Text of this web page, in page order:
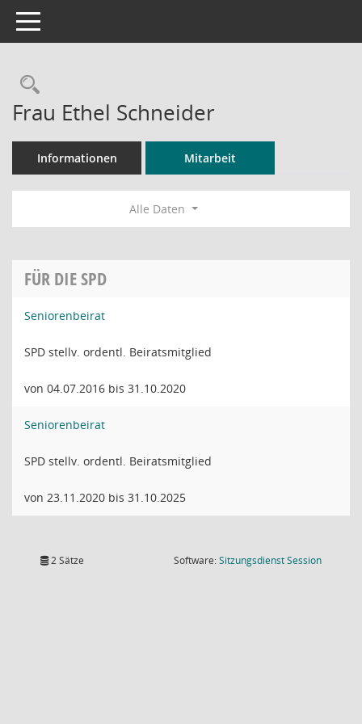
Toggle navigation
Rechercheauswahl
Frau Ethel Schneider
Informationen Mitarbeit
Alle Daten
FÜR DIE SPD
Seniorenbeirat
SPD stellv. ordentl. Beiratsmitglied
von 04.07.2016 bis 31.10.2020
Seniorenbeirat
SPD stellv. ordentl. Beiratsmitglied
von 23.11.2020 bis 31.10.2025
2 Sätze Software:SitzungsdienstSession(Wird in